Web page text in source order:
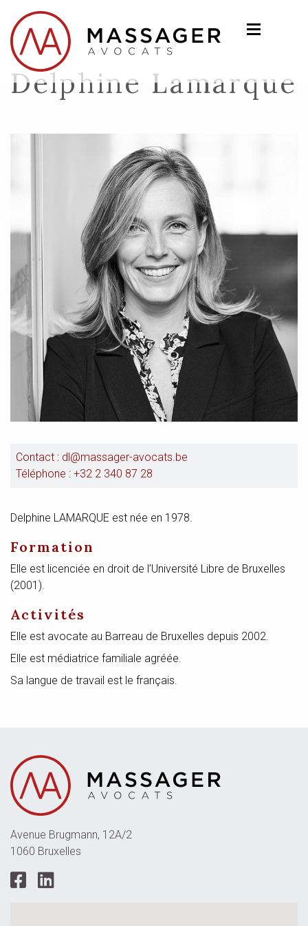
Delphine Lamarque
Contact : dl@massager-avocats.be
Téléphone : +32 2 340 87 28
Delphine LAMARQUE est née en 1978.
Formation
Elle est licenciée en droit de l’Université Libre de Bruxelles
(2001).
Activités
Elle est avocate au Barreau de Bruxelles depuis 2002.
Elle est médiatrice familiale agréée.
Sa langue de travail est le français.
Avenue Brugmann, 12A/2
1060 Bruxelles